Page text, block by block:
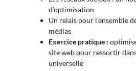
d’optimisation
Un relais pour l’ensemble
médias
Exercice pratique :
site web pour ressortir
universelle